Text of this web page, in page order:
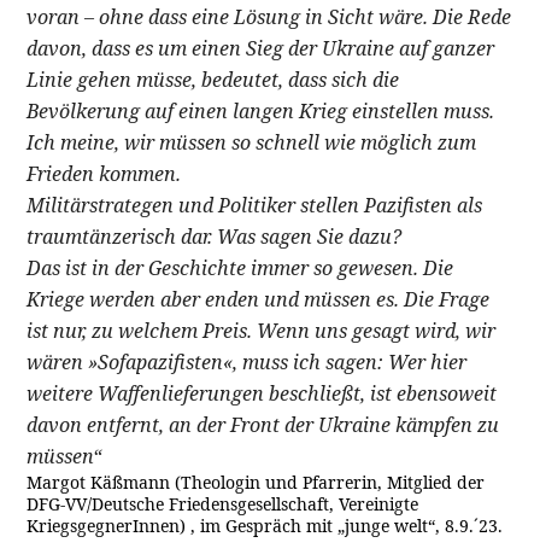
voran – ohne dass eine Lösung in Sicht wäre. Die Rede
davon, dass es um einen Sieg der Ukraine auf ganzer
Linie gehen müsse, bedeutet, dass sich die
Bevölkerung auf einen langen Krieg einstellen muss.
Ich meine, wir müssen so schnell wie möglich zum
Frieden kommen.
Militärstrategen und Politiker stellen Pazifisten als
traumtänzerisch dar. Was sagen Sie dazu?
Das ist in der Geschichte immer so gewesen. Die
Kriege werden aber enden und müssen es. Die Frage
ist nur, zu welchem Preis. Wenn uns gesagt wird, wir
wären »Sofapazifisten«, muss ich sagen: Wer hier
weitere Waffenlieferungen beschließt, ist ebensoweit
davon entfernt, an der Front der Ukraine kämpfen zu
müssen“
Margot Käßmann (Theologin und Pfarrerin, Mitglied der
DFG-VV/Deutsche Friedensgesellschaft, Vereinigte
KriegsgegnerInnen) , im Gespräch mit „junge welt“, 8.9.´23.